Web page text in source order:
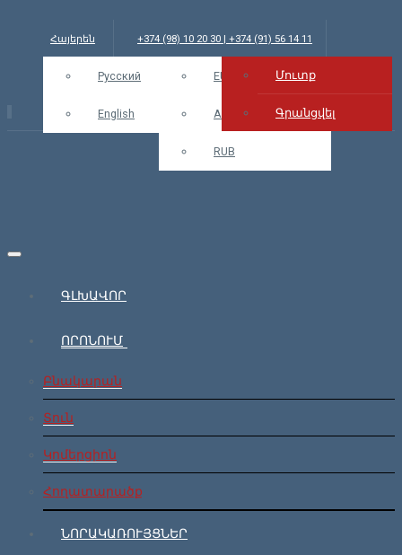
Հայերեն
Русский
English
+374 (98) 10 20 30 | +374 (91) 56 14 11
info@bars.am USD EUR
AMD
RUB
Մուտք Մուտք
Գրանցվել
ԳԼԽԱՎՈՐ
ՈՐՈՆՈՒՄ
Բնակարան
Տուն
Կոմերցիոն
Հողատարածք
ՆՈՐԱԿԱՌՈՒՅՑՆԵՐ